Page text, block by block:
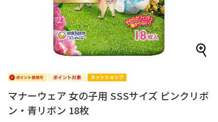
マナーウェア 女の子用 SSSサイズ ピンクリボ
ン・青リボン 18枚